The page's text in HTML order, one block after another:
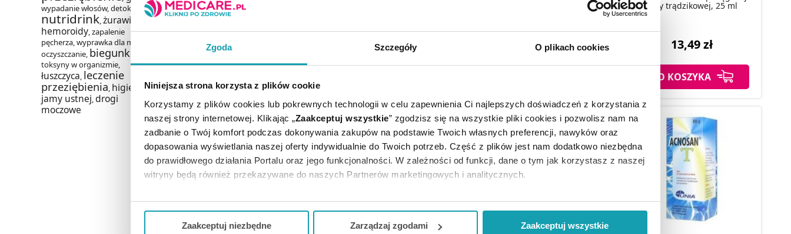
Zgoda Szczegóły O plikach cookies
Niniejsza strona korzysta z plików cookie
Korzystamy z plików cookies lub pokrewnych technologii w celu zapewnienia Ci najlepszych doświadczeń z korzystania z
naszej strony internetowej. Klikając „Zaakceptuj wszystkie” zgodzisz się na wszystkie pliki cookies i pozwolisz nam na
zadbanie o Twój komfort podczas dokonywania zakupów na podstawie Twoich własnych preferencji, nawyków oraz
dopasowania wyświetlania naszej oferty indywidualnie do Twoich potrzeb. Część z plików jest nam dodatkowo niezbędna
do prawidłowego działania Portalu oraz jego funkcjonalności. W zależności od funkcji, dane o tym jak korzystasz z naszej
witryny będą również przekazywane do naszych Partnerów marketingowych i analitycznych.
Jeżeli chcesz dostosować swoją zgodę i wybrać tylko niektóre dodatkowe funkcje, z którymi wiąże się zbieranie danych o
Zaakceptuj niezbędne Zarządzaj zgodami Zaakceptuj wszystkie
wypadanie włosów,detoksykacja,
nutridrink,żurawina
hemoroidy,zapalenie
pęcherza,wyprawka dla mamy
oczyszczanie, biegunka
toksyny w organizmie,
łuszczyca, leczenie
przeziębienia, higiena
jamy ustnej,drogi
moczowe
do obuwia i stóp 150 ml
22,99 zł 14,09 zł 28,69 zł
cery trądzikowej, 25 ml
13,49 zł
DO KOSZYKA